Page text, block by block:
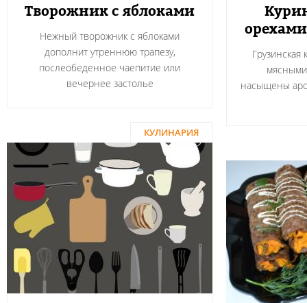
Творожник с яблоками
Нежный творожник с яблоками
дополнит утреннюю трапезу,
послеобеденное чаепитие или
вечернее застолье
Грузинская
насыщены
КУЛИНАРИЯ